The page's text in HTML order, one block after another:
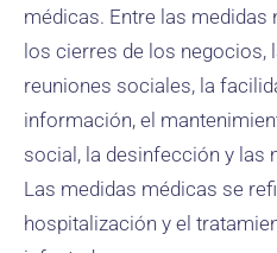
médicas. Entre las medidas
los cierres de los negocios,
reuniones sociales, la
información, el
social, la desinfección y las
Las medidas médicas se
hospitalización y el